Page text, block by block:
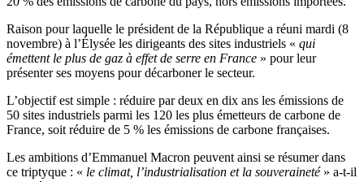
Raison pour laquelle le président de la République a réuni mardi (8
novembre) à l’Élysée les dirigeants des sites industriels « qui
émettent le plus de gaz à effet de serre en France » pour leur
présenter ses moyens pour décarboner le secteur.
L’objectif est simple : réduire par deux en dix ans les émissions de
50 sites industriels parmi les 120 les plus émetteurs de carbone de
France, soit réduire de 5 % les émissions de carbone françaises.
Les ambitions d’Emmanuel Macron peuvent ainsi se résumer dans
ce triptyque : « le climat, l’industrialisation et la souveraineté » a-t-il